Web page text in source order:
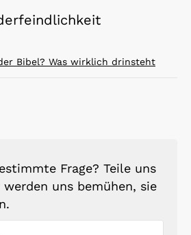
Bibel? Was wirklich drinsteht
Frage? Teile uns
uns bemühen, sie